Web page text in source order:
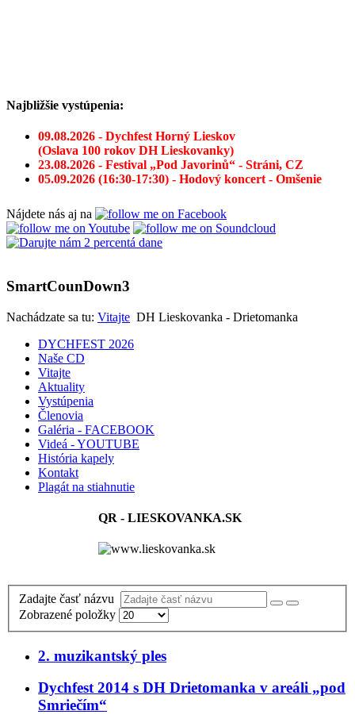
Najbližšie vystúpenia:
09.08.2026 - Dychfest Horný Lieskov
(Oslava 100 rokov DH Lieskovanky)
23.08.2026 - Festival „Pod Javorinů“ - Stráni, CZ
05.09.2026 (16:30-17:30) - Hodový koncert - Omšenie
Nájdete nás aj na
SmartCounDown3
Nachádzate sa tu: Vitajte DH Lieskovanka - Drietomanka
DYCHFEST 2026
Naše CD
Vitajte
Aktuality
Vystúpenia
Členovia
Galéria - FACEBOOK
Videá - YOUTUBE
História kapely
Kontakt
Plagát na stiahnutie
QR - LIESKOVANKA.SK
Zadajte časť názvu
Zobrazené položky
2. muzikantský ples
Dychfest 2014 s DH Drietomanka v areáli „pod
Smriečím“